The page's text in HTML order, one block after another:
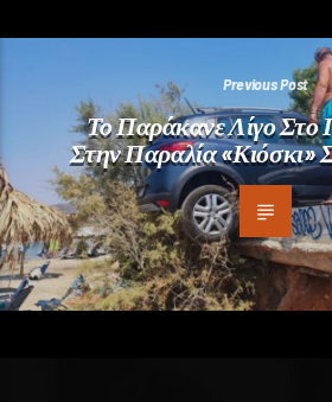
Previous Post
Το Παράκανε Λίγο Στο
Στην Παραλία «Κιόσκι»